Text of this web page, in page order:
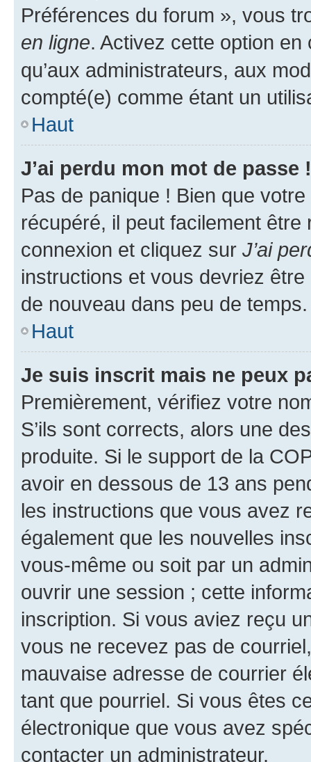
Préférences du forum », vous
en ligne. Activez cette option
qu’aux administrateurs, aux
compté(e) comme étant un
Haut
J’ai perdu mon mot de passe !
Pas de panique ! Bien que
récupéré, il peut facilement
connexion et cliquez sur J’ai
instructions et vous devriez
de nouveau dans peu de temps.
Haut
Je suis inscrit mais ne peux
Premièrement, vérifiez votre
S’ils sont corrects, alors une
produite. Si le support de la
avoir en dessous de 13 ans
les instructions que vous avez
également que les nouvelles
vous-même ou soit par un
ouvrir une session ; cette
inscription. Si vous aviez reçu
vous ne recevez pas de
mauvaise adresse de courrier
tant que pourriel. Si vous êtes
électronique que vous avez
contacter un administrateur.